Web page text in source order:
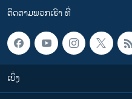
ຕິດຕາມພວກເຮົາ ທີ່
ເບິ່ງ